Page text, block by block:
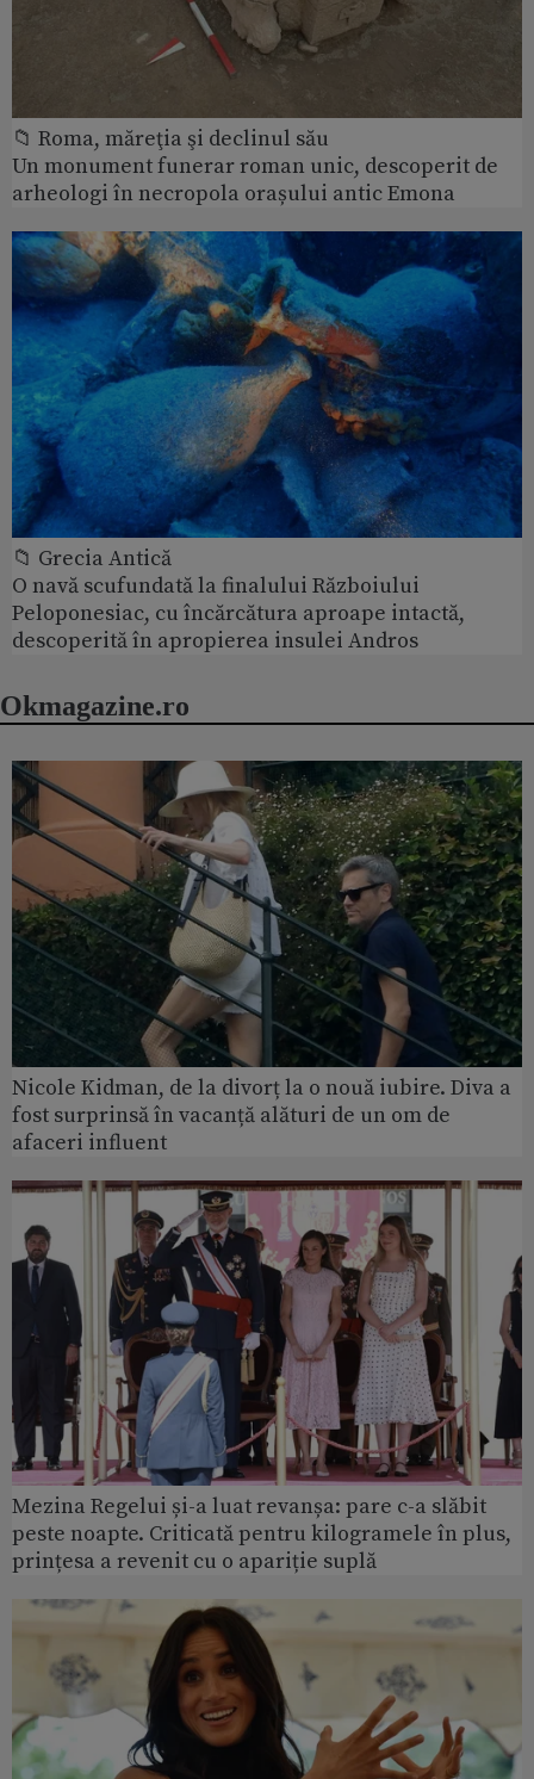
📁 Roma, măreţia şi declinul său
Un monument funerar roman unic, descoperit de
arheologi în necropola orașului antic Emona
📁 Grecia Antică
O navă scufundată la finalului Războiului
Peloponesiac, cu încărcătura aproape intactă,
descoperită în apropierea insulei Andros
Okmagazine.ro
Nicole Kidman, de la divorț la o nouă iubire. Diva a
fost surprinsă în vacanță alături de un om de
afaceri influent
Mezina Regelui și-a luat revanșa: pare c-a slăbit
peste noapte. Criticată pentru kilogramele în plus,
prințesa a revenit cu o apariție suplă